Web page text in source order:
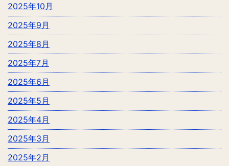
2025年10月
2025年9月
2025年8月
2025年7月
2025年6月
2025年5月
2025年4月
2025年3月
2025年2月